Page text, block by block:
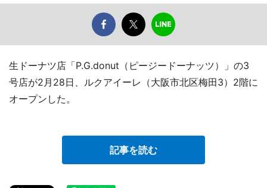
生ドーナツ店「P.G.donut（ピージードーナッツ）」の3
号店が2月28日、ルクアイーレ（大阪市北区梅田3）2階に
オープンした。
記事を読む